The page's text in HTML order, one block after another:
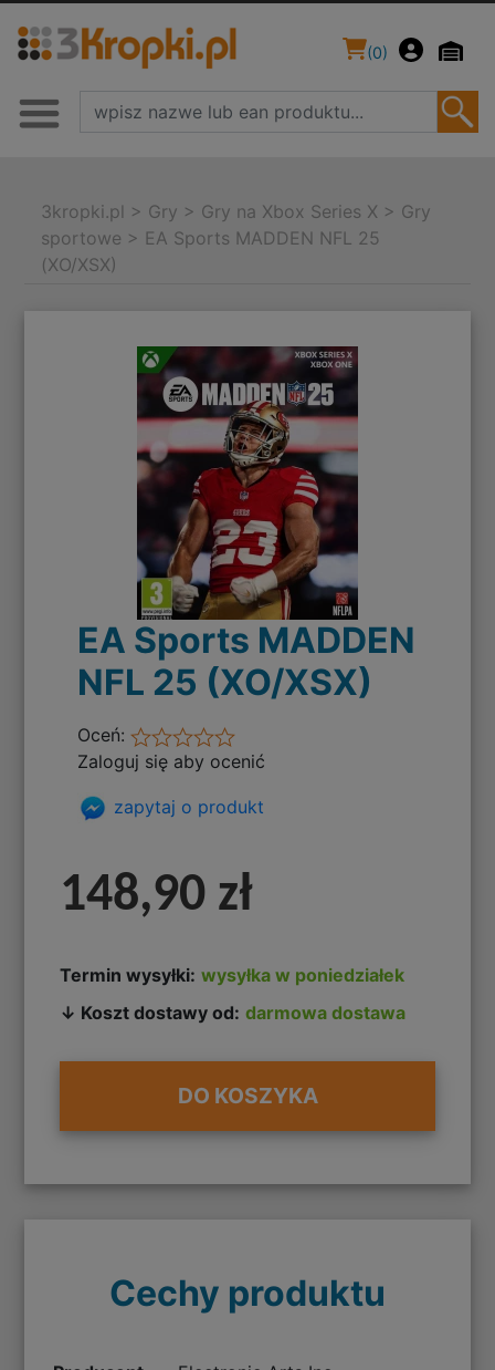
(0)
3kropki.pl > Gry > Gry na Xbox Series X > Gry
sportowe > EA Sports MADDEN NFL 25
(XO/XSX)
EA Sports MADDEN
NFL 25 (XO/XSX)
Oceń:
Zaloguj się aby ocenić
zapytaj o produkt
148,90 zł
Termin wysyłki: wysyłka w poniedziałek
↓ Koszt dostawy od: darmowa dostawa
DO KOSZYKA
Cechy produktu